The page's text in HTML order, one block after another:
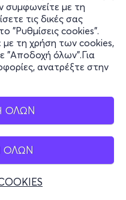
συμφωνείτε με τη
τις δικές σας
"Ρυθμίσεις cookies".
με τη χρήση των cookies,
"Αποδοχή όλων".Για
ανατρέξτε στην
ΟΛΩΝ
ΟΛΩΝ